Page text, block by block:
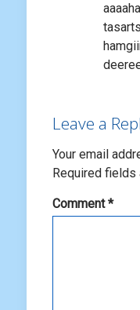
Leave a
Your email
Required fields
Comment*